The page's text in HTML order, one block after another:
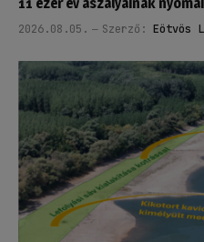
11 ezer év aszályainak
2026.08.05. Szerző: Eötvös